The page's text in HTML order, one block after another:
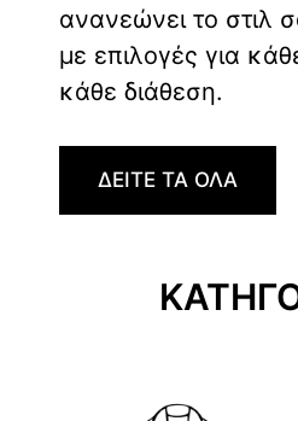
ανανεώνει το στιλ
με επιλογές για
κάθε διάθεση.
ΔΕΙΤΕ ΤΑ ΟΛΑ